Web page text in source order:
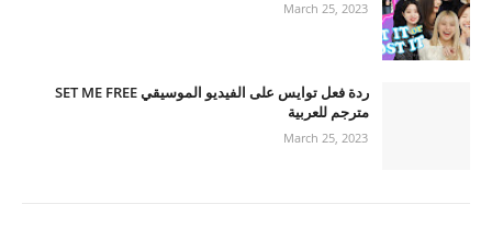
March 25, 2023
ردة فعل توايس على الفيديو الموسيقي SET ME FREE
مترجم للعربية
March 25, 2023